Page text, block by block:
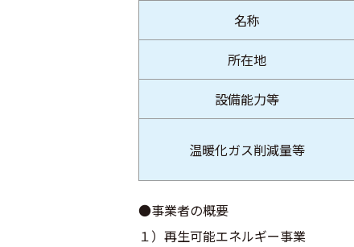
名称
所在地
設備能力等
温暖化ガス削減量等
●事業者の概要
１）再生可能エネルギー事業